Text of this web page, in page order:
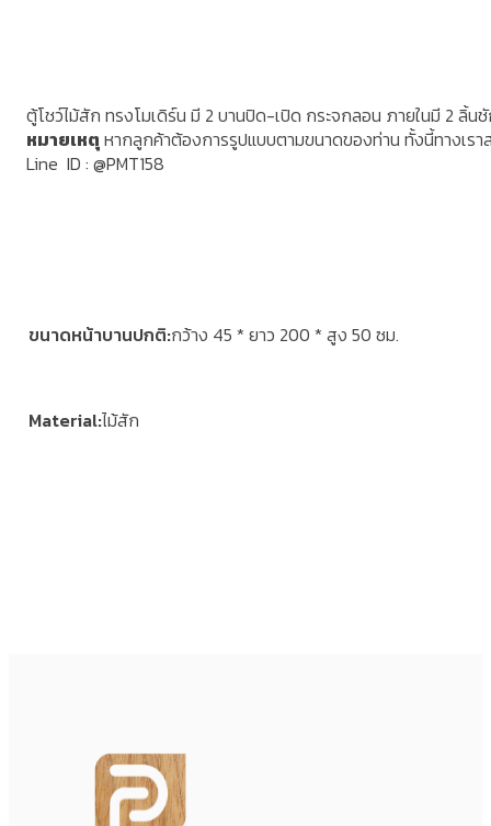
ตู้โชว์ไม้สัก ทรงโมเดิร์น มี 2 บานปิด-เปิด กระจกลอน ภายในมี 2
หมายเหตุ หากลูกค้าต้องการรูปแบบตามขนาดของท่าน ทั้งนี้ทางเร
Line ID : @PMT158
ขนาดหน้าบานปกติ กว้าง 45 * ยาว 200 * สูง 50 ซม.
Materialไม้สัก